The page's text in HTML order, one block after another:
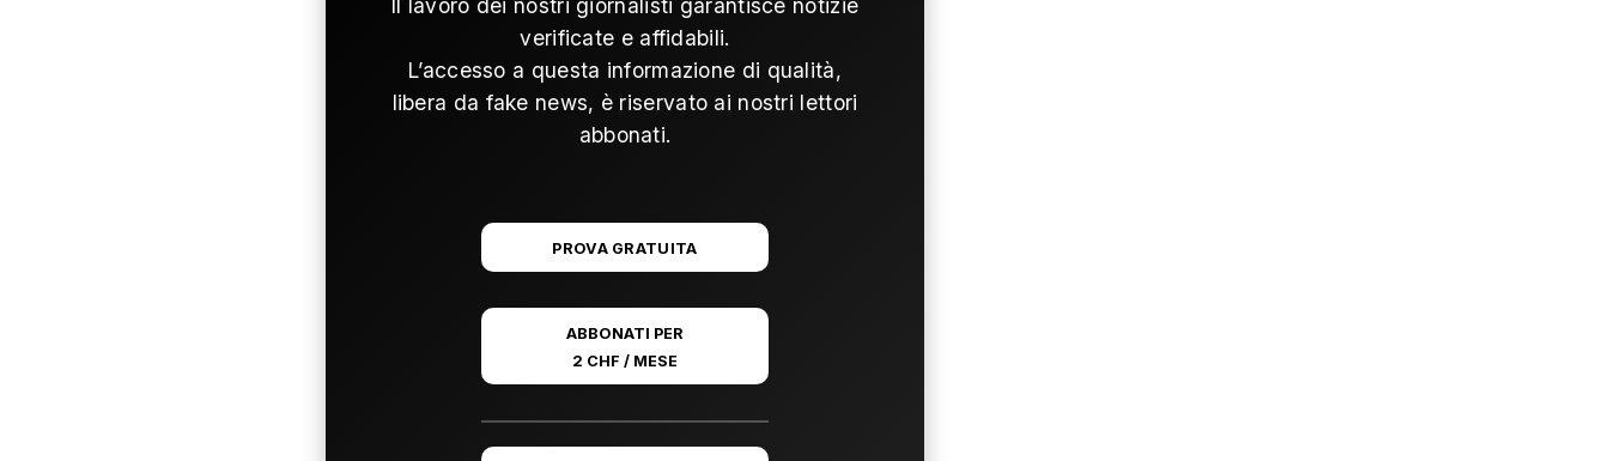
Il lavoro dei nostri giornalisti garantisce notizie
verificate e affidabili.
L’accesso a questa informazione di qualità,
libera da fake news, è riservato ai nostri lettori
abbonati.
PROVA GRATUITA
ABBONATI PER
2 CHF / MESE